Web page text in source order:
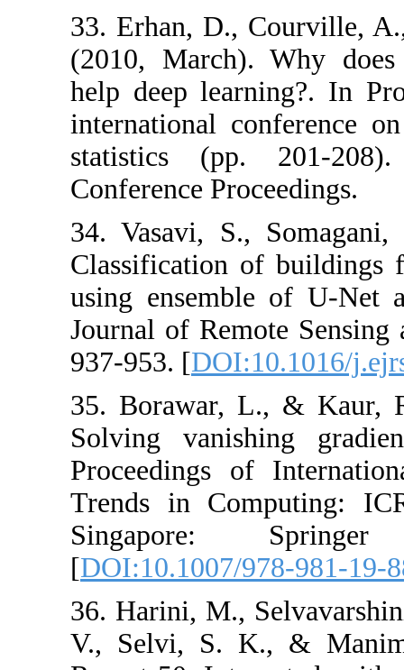
33. Erhan, D.,
(2010,
help deep
international
statistics
Conference
34. Vasavi,
Classification
using
Journal of
937-953. [
35. Borawar,
Solving
Proceedings
Trends in
[DOI:10.1007/
36. Harini, M.,
V., Selvi, S.